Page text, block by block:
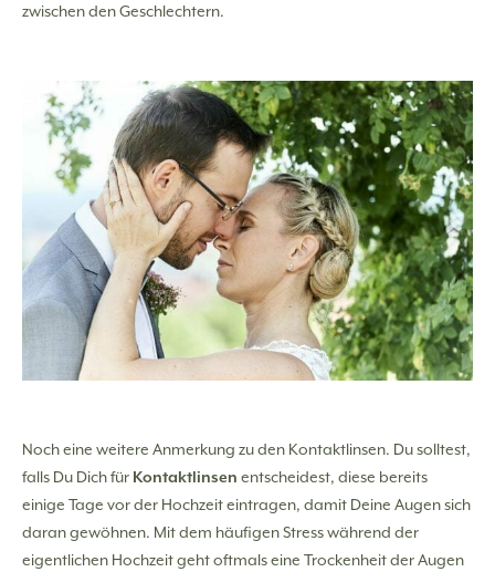
zwischen den Geschlechtern.
Noch eine weitere Anmerkung zu den Kontaktlinsen. Du solltest,
falls Du Dich für Kontaktlinsen entscheidest, diese bereits
einige Tage vor der Hochzeit eintragen, damit Deine Augen sich
daran gewöhnen. Mit dem häufigen Stress während der
eigentlichen Hochzeit geht oftmals eine Trockenheit der Augen